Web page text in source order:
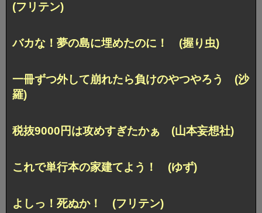
(フリテン)
バカな！夢の島に埋めたのに！ (握り虫)
一冊ずつ外して崩れたら負けのやつやろう (沙
羅)
税抜9000円は攻めすぎたかぁ (山本妄想社)
これで単行本の家建てよう！ (ゆず)
よしっ！死ぬか！ (フリテン)